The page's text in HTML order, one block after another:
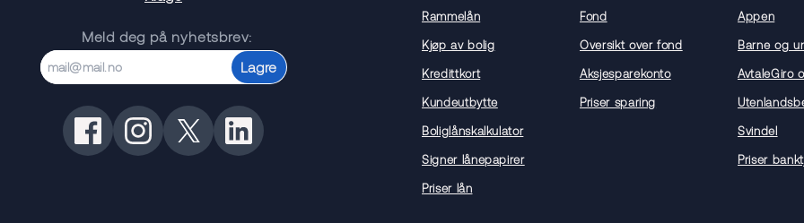
Meld deg på nyhetsbrev:
Lagre
Rammelån
Kjøp av bolig
Kredittkort
Kundeutbytte
Boliglånskalkulator
Signer lånepapirer
Priser lån
Fond
Oversikt over fond
Aksjesparekonto
Priser sparing
Appen
Barne og
AvtaleGiro
Svindel
Priser